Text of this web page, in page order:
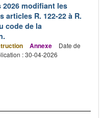
2026 modifiant les
R. 122-22 à R.
code de la
Annexe
Date de
: 30-04-2026